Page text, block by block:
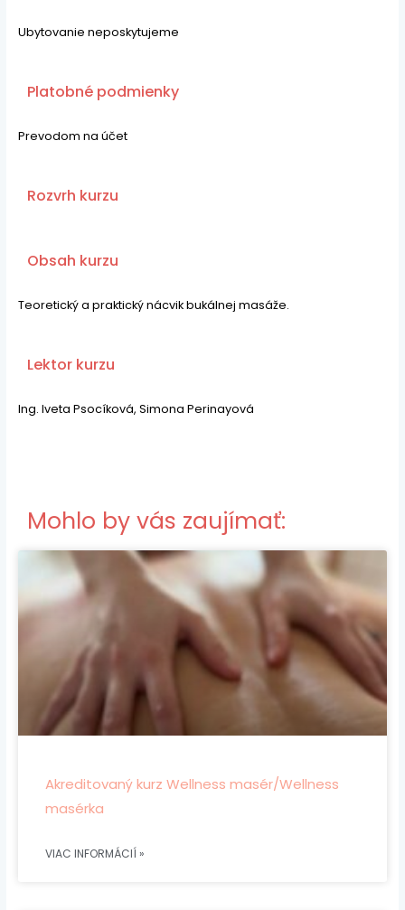
Ubytovanie neposkytujeme
Platobné podmienky
Prevodom na účet
Rozvrh kurzu
Obsah kurzu
Teoretický a praktický nácvik bukálnej masáže.
Lektor kurzu
Ing. Iveta Psocíková, Simona Perinayová
Mohlo by vás zaujímať:
Akreditovaný kurz Wellness masér/Wellness
masérka
VIAC INFORMÁCIÍ »